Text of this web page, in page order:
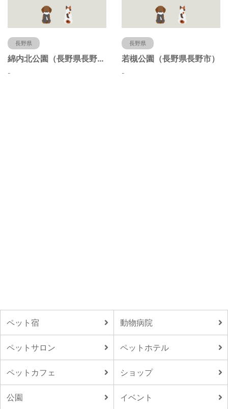
長野県
綿内北公園（長野県長野市）
-
長野県
若槻公園（長野県長野市）
-
ペット宿 動物病院
ペットサロン ペットホテル
ペットカフェ ショップ
公園 イベント